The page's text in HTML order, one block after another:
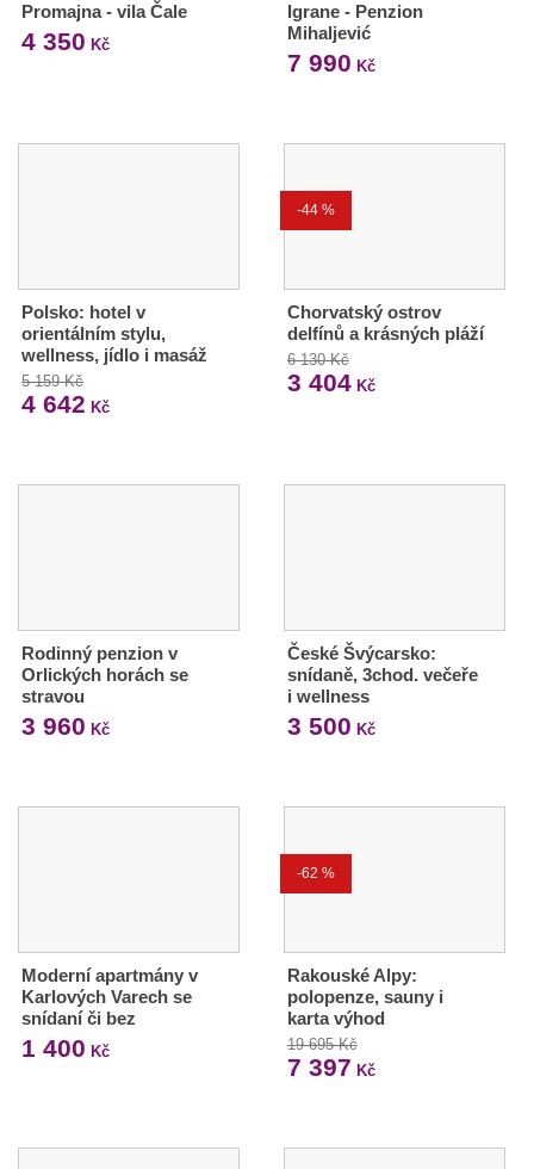
Promajna - vila Čale
4 350 Kč
Igrane - Penzion
Mihaljević
7 990 Kč
Polsko: hotel v
orientálním stylu,
wellness, jídlo i masáž
5 159 Kč
4 642 Kč
-44 %
Chorvatský ostrov
delfínů a krásných pláží
6 130 Kč
3 404Kč
Rodinný penzion v
Orlických horách se
stravou
3 960 Kč
České Švýcarsko:
snídaně, 3chod. večeře
i wellness
3 500 Kč
Moderní apartmány v
Karlových Varech se
snídaní či bez
1 400 Kč
-62 %
Rakouské Alpy:
polopenze, sauny i
karta výhod
19 695 Kč
7 397 Kč